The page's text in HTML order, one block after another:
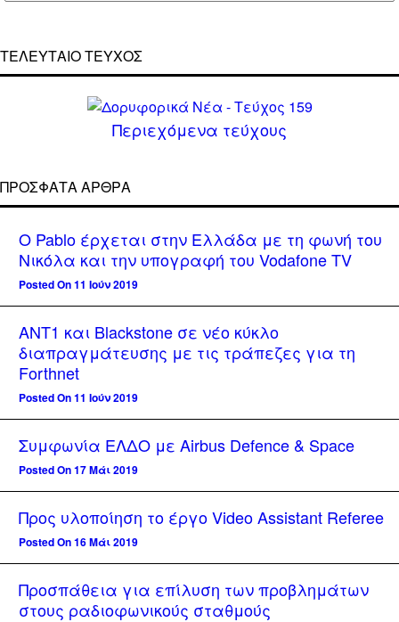
ΤΕΛΕΥΤΑΙΟ ΤΕΥΧΟΣ
Περιεχόμενα τεύχους
ΠΡΌΣΦΑΤΑ ΆΡΘΡΑ
Ο Pablo έρχεται στην Ελλάδα με τη φωνή του
Νικόλα και την υπογραφή του Vodafone TV
Posted On 11 Ιούν 2019
ΑΝΤ1 και Blackstone σε νέο κύκλο
διαπραγμάτευσης με τις τράπεζες για τη
Forthnet
Posted On 11 Ιούν 2019
Συμφωνία ΕΛΔΟ με Airbus Defence & Space
Posted On 17 Μάι 2019
Προς υλοποίηση το έργο Video Assistant Referee
Posted On 16 Μάι 2019
Προσπάθεια για επίλυση των προβλημάτων
στους ραδιοφωνικούς σταθμούς